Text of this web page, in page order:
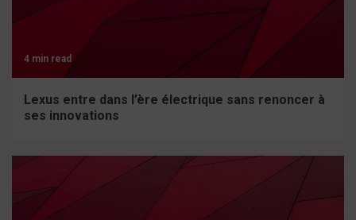
4 min read
Lexus entre dans l’ère électrique sans renoncer à
ses innovations